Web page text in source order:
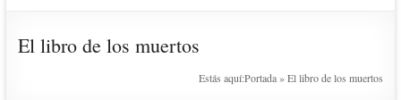
El libro de los muertos
Estás aquí:Portada»El libro de los muertos